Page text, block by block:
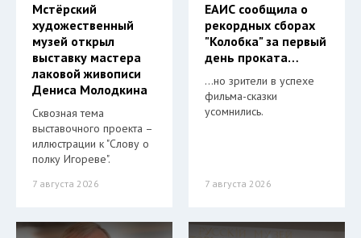
Мстёрский
художественный
музей открыл
выставку мастера
лаковой живописи
Дениса Молодкина
Сквозная тема
выставочного проекта –
иллюстрации к "Слову о
полку Игореве".
7 августа 2026
ЕАИС сообщила о
рекордных сборах
"Колобка" за первый
день проката…
…но зрители в успехе
фильма-сказки
усомнились.
7 августа 2026